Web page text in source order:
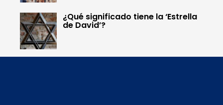
¿Qué significado tiene la ‘Estrella
de David’?